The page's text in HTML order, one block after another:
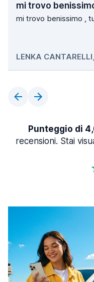
mi trovo
mi trovo benissimo ,
LENKA CANTARELLI,
Punteggio di
recensioni. Stai